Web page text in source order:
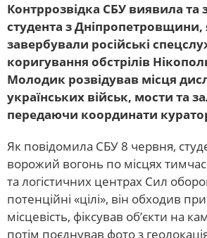
Контррозвідка СБУ виявила та
студента з Дніпропетровщини,
завербували російські
коригування обстрілів
Молодик розвідував місця
українських військ, мости та
передаючи координати
Як повідомила СБУ 8 червня,
ворожий вогонь по місцях
та логістичних центрах Сил
потенційні «цілі», він обходив
місцевість, фіксував об’єкти на
потім поєднував фото з